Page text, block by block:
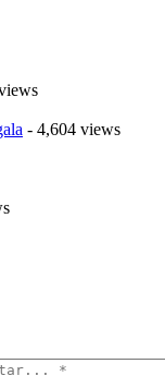
- 4,604 views